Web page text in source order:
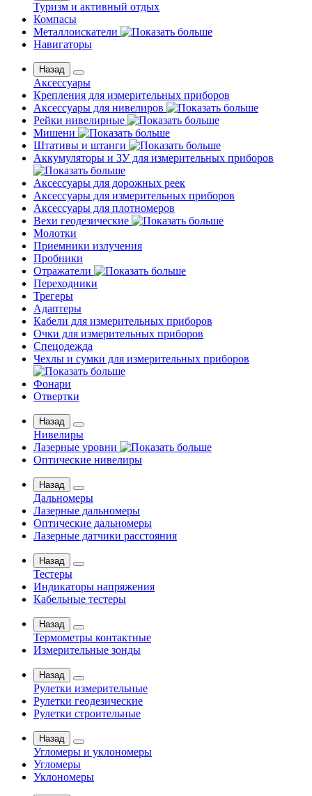
Туризм и активный отдых
Компасы
Металлоискатели
Навигаторы
Назад
Аксессуары
Крепления для измерительных приборов
Аксессуары для нивелиров
Рейки нивелирные
Мишени
Штативы и штанги
Аккумуляторы и ЗУ для измерительных приборов
Аксессуары для дорожных реек
Аксессуары для измерительных приборов
Аксессуары для плотномеров
Вехи геодезические
Молотки
Приемники излучения
Пробники
Отражатели
Переходники
Трегеры
Адаптеры
Кабели для измерительных приборов
Очки для измерительных приборов
Спецодежда
Чехлы и сумки для измерительных приборов
Фонари
Отвертки
Назад
Нивелиры
Лазерные уровни
Оптические нивелиры
Назад
Дальномеры
Лазерные дальномеры
Оптические дальномеры
Лазерные датчики расстояния
Назад
Тестеры
Индикаторы напряжения
Кабельные тестеры
Назад
Термометры контактные
Измерительные зонды
Назад
Рулетки измерительные
Рулетки геодезические
Рулетки строительные
Назад
Угломеры и уклономеры
Угломеры
Уклономеры